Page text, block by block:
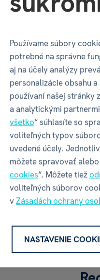
GPSR -
Název
Adresa
Kontakt
Web
Používame súbory
potrebné na správne
aj na účely analýzy
personalizácie obsahu
používaní našej stránky
a analytickými
všetko“ súhlasíte so
voliteľných typov
uvedené účely.
môžete spravovať
cookies“. Môžete tiež
voliteľných súborov
vZásadách ochrany
NASTAVENIE